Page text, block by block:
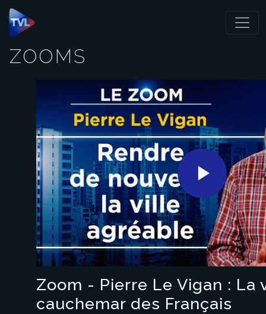
Panneau de gestion des cookies
ZOOMS
Play
Video
Zoom - Pierre Le Vigan : La
cauchemar des Français